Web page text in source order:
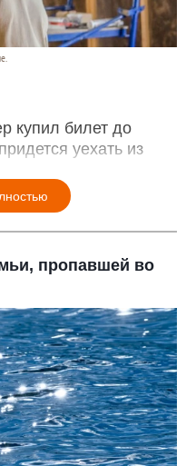
купил билет до
уехать из
пропавшей во